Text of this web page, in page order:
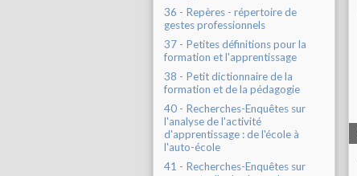
36 - Repères - répertoire de
gestes professionnels
37 - Petites définitions pour la
formation et l'apprentissage
38 - Petit dictionnaire de la
formation et de la pédagogie
40 - Recherches-Enquêtes sur
l'analyse de l'activité
d'apprentissage : de l'école à
l'auto-école
41 - Recherches-Enquêtes sur